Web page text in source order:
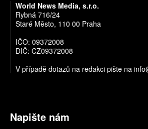
World News Media, s.r.o.
Rybná 716/24
Staré Město, 110 00 Praha
IČO: 09372008
DIČ: CZ09372008
V případě dotazů na redakci pište na
Napište nám